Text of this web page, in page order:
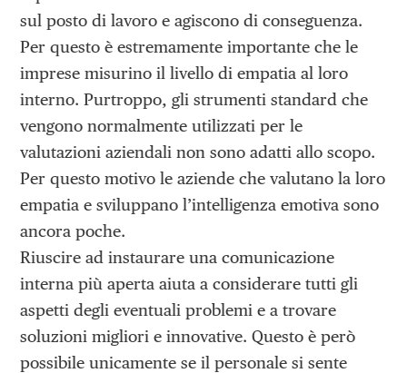
sul posto di lavoro e agiscono di conseguenza.
Per questo è estremamente importante che le
imprese misurino il livello di empatia al loro
interno. Purtroppo, gli strumenti standard che
vengono normalmente utilizzati per le
valutazioni aziendali non sono adatti allo scopo.
Per questo motivo le aziende che valutano la loro
empatia e sviluppano l’intelligenza emotiva sono
ancora poche.
Riuscire ad instaurare una comunicazione
interna più aperta aiuta a considerare tutti gli
aspetti degli eventuali problemi e a trovare
soluzioni migliori e innovative. Questo è però
possibile unicamente se il personale si sente